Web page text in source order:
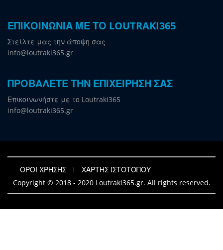
ΕΠΙΚΟΙΝΩΝΙΑ ΜΕ ΤΟ LOUTRAKI365
Στείλτε μας την άποψη σας
info@loutraki365.gr
ΠΡΟΒΑΛΕΤΕ ΤΗΝ ΕΠΙΧΕΙΡΗΣΗ ΣΑΣ
Επικοινωνήστε με το Loutraki365
info@loutraki365.gr
ΟΡΟΙ ΧΡΗΣΗΣ
ΧΑΡΤΗΣ ΙΣΤΟΤΟΠΟΥ
Copyright © 2018 - 2020 Loutraki365.gr. All rights reserved.